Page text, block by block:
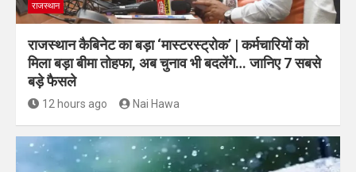
राजस्थान
राजस्थान कैबिनेट का बड़ा ‘मास्टरस्ट्रोक’ | कर्मचारियों को
मिला बड़ा बीमा तोहफा, अब चुनाव भी बदलेंगे… जानिए 7 सबसे
बड़े फैसले
12 hours ago Nai Hawa